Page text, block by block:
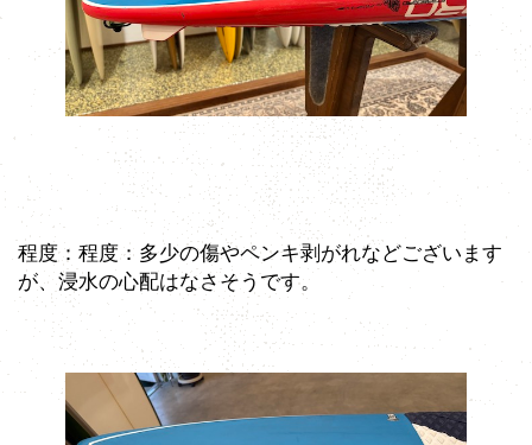
程度：程度：多少の傷やペンキ剥がれなどございます
が、浸水の心配はなさそうです。